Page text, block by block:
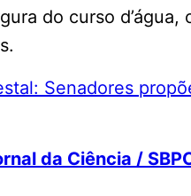
do curso d’água,
Senadores
da Ciência /